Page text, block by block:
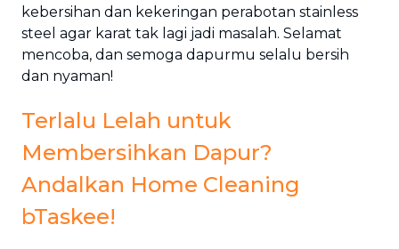
kebersihan dan kekeringan perabotan stainless
steel agar karat tak lagi jadi masalah. Selamat
mencoba, dan semoga dapurmu selalu bersih
dan nyaman!
Terlalu Lelah untuk
Membersihkan Dapur?
Andalkan Home Cleaning
bTaskee!